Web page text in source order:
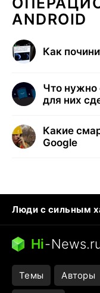
ANDROID
Как
Что нужно
для них
Какие
Google
Люди с сильным
Кошка писает на
Ядовитые пауки
Города в ядерной
Hi-
Темы Авторы